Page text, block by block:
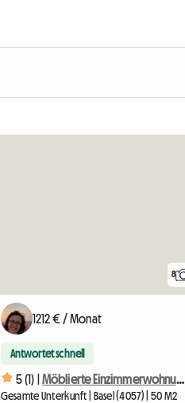
8
1212 € / Monat
Antwortet schnell
5 (1) | Möblierte Einzimmerwohnung
Gesamte Unterkunft | Basel (4057) | 50 M2